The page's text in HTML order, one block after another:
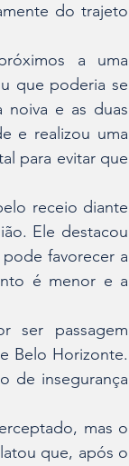
do trajeto
a uma
que poderia se
noiva e as duas
e realizou uma
para evitar que
receio diante
Ele destacou
favorecer a
é menor e a
ser passagem
Belo Horizonte.
de insegurança
mas o
que, após o